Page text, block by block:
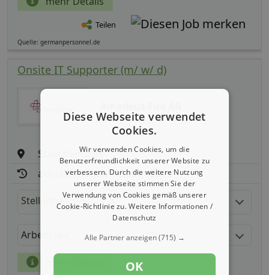
Teilen
Quelle: germanpersonnel.de
Onsite IT Supporter (m/ w/ d)
Stadtallendorf
aktualisiert seit: 06.08.2026
Stellenbeschreibung:
Arbeitszeit Gehalt
mehr Details
Diese Webseite verwendet
Cookies.
Wir verwenden Cookies, um die
Benutzerfreundlichkeit unserer Website zu
verbessern. Durch die weitere Nutzung
unserer Webseite stimmen Sie der
Verwendung von Cookies gemäß unserer
Cookie-Richtlinie zu.Weitere Informationen /
Datenschutz
Alle Partner anzeigen(715) →
OK